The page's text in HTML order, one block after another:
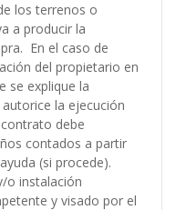
los terrenos o
a producir la
En el caso de
del propietario en
se explique la
la ejecución
debe
contados a partir
(si procede).
o instalación
y visado por el